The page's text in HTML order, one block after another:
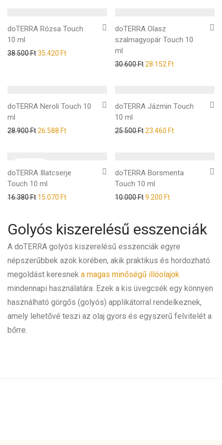
doTERRA Rózsa Touch
10 ml
38.500Ft35.420 Ft
doTERRA Olasz
szalmagyopár Touch 10
ml
30.600Ft28.152 Ft
doTERRA Neroli Touch 10
ml
28.900Ft26.588 Ft
doTERRA Jázmin Touch
10 ml
25.500Ft23.460 Ft
doTERRA Illatcserje
Touch 10 ml
16.380Ft 15.070 Ft
doTERRA Borsmenta
Touch 10 ml
10.000Ft9.200 Ft
Golyós kiszerelésű esszenciák
A doTERRA golyós kiszerelésű esszenciák egyre
népszerűbbek azok körében, akik praktikus és hordozható
megoldást keresnek a magas minőségű illóolajok
mindennapi használatára. Ezek a kis üvegcsék egy könnyen
használható görgős (golyós) applikátorral rendelkeznek,
amely lehetővé teszi az olaj gyors és egyszerű felvitelét a
bőrre.